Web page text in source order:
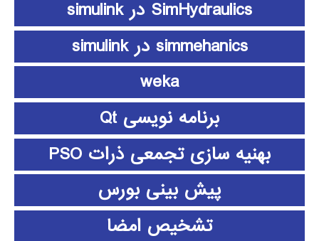
SimHydraulics در simulink
simmehanics در simulink
weka
برنامه نویسی Qt
بهنیه سازی تجمعی ذرات PSO
پیش بینی بورس
تشخیص امضا